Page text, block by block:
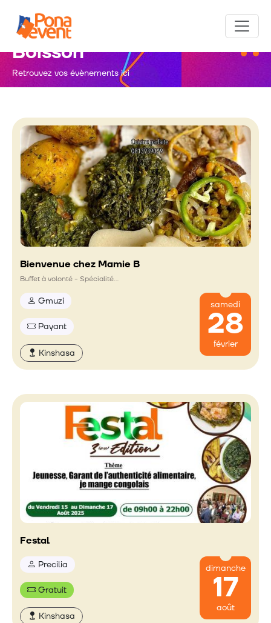
Alimentation et
Boisson
Retrouvez vos évènements ici
Bienvenue chez Mamie B
Buffet à volonté - Spécialité…
Gmuzi
Payant
Kinshasa
samedi
28
février
Festal
Precilia
Gratuit
Kinshasa
dimanche
17
août